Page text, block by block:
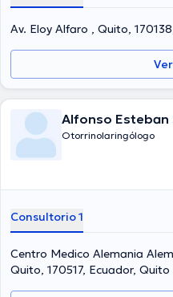
Av. Eloy Alfaro , Quito,
Alfonso Esteban
Otorrinolaringólogo
Consultorio 1
Centro Medico Alemania
Quito, 170517, Ecuador, Quito